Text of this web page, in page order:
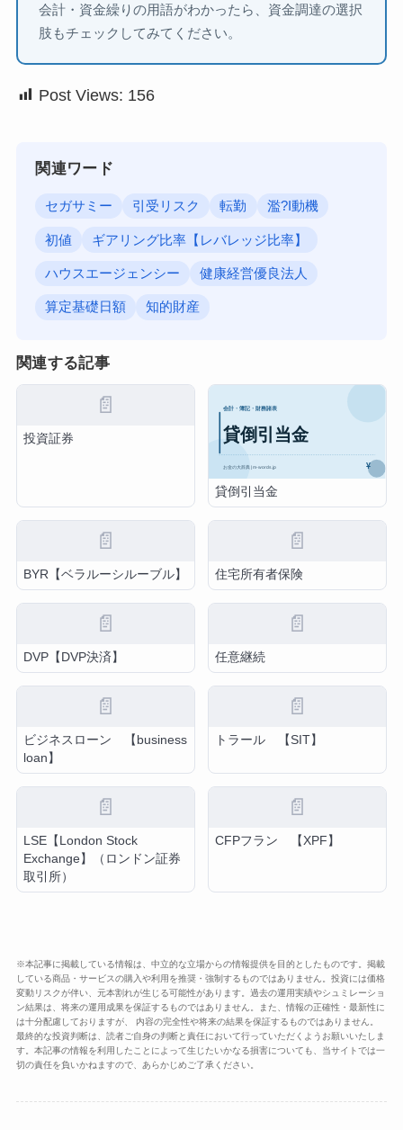
会計・資金繰りの用語がわかったら、資金調達の選択
肢もチェックしてみてください。
Post Views: 156
関連ワード
セガサミー 引受リスク 転勤 濫?I動機
初値 ギアリング比率【レバレッジ比率】
ハウスエージェンシー 健康経営優良法人
算定基礎日額 知的財産
関連する記事
📄
投資証券
貸倒引当金
📄
BYR【ベラルーシルーブル】
📄
住宅所有者保険
📄
DVP【DVP決済】
📄
任意継続
📄
ビジネスローン 【business
loan】
📄
トラール 【SIT】
📄
LSE【London Stock
Exchange】（ロンドン証券
取引所）
📄
CFPフラン 【XPF】
※本記事に掲載している情報は、中立的な立場からの情報提供を目的としたものです。掲載
している商品・サービスの購入や利用を推奨・強制するものではありません。投資には価格
変動リスクが伴い、元本割れが生じる可能性があります。過去の運用実績やシュミレーショ
ン結果は、将来の運用成果を保証するものではありません。また、情報の正確性・最新性に
は十分配慮しておりますが、 内容の完全性や将来の結果を保証するものではありません。
最終的な投資判断は、読者ご自身の判断と責任において行っていただくようお願いいたしま
す。本記事の情報を利用したことによって生じたいかなる損害についても、当サイトでは一
切の責任を負いかねますので、あらかじめご了承ください。